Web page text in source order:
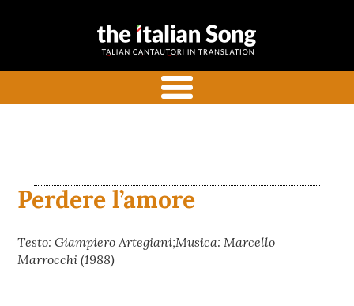
the italian
commentate in inglese
Perdere l’amore
Testo: Giampiero Artegiani;Musica: Marcello
Marrocchi (1988)